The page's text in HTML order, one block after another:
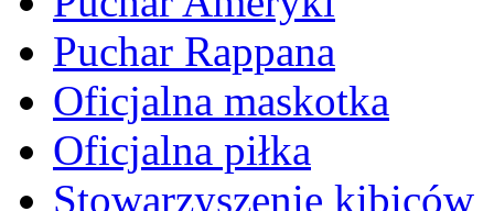
Puchar Rappana
Oficjalna maskotka
Oficjalna piłka
Stowarzyszenie kibiców